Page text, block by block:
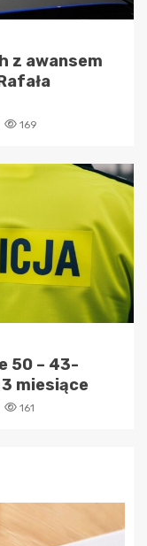
z awansem
169
50 – 43-
miesiące
161